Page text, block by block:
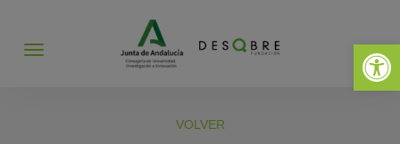
Abrir
Abrir
VOLVER